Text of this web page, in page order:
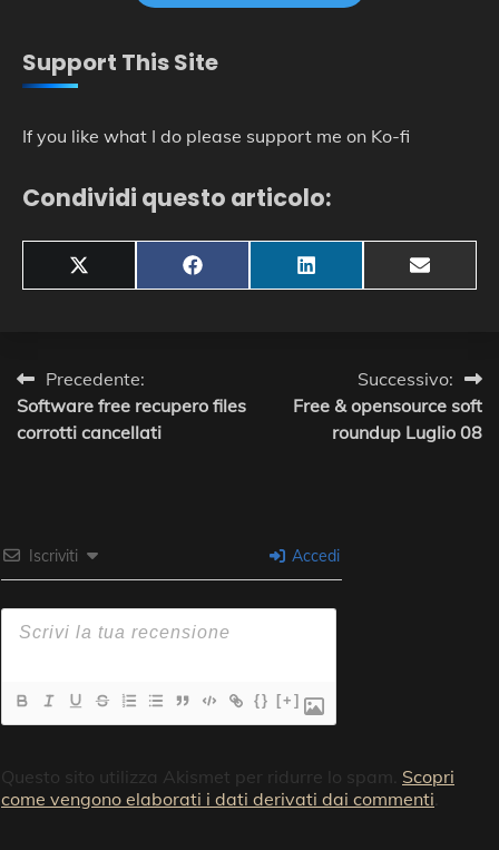
Support This Site
If you like what I do please support me on Ko-fi
Condividi questo articolo:
Share
on
X
(Twitter)
Share
on
Facebook
Share
on
LinkedIn
Share
on
Email
Navigazione
articoli
Precedente:
Software free recupero files
corrotti cancellati
Successivo:
Free & opensource soft
roundup Luglio 08
Iscriviti Accedi
{} [+]
Questo sito utilizza Akismet per ridurre lo spam. Scopri
come vengono elaborati i dati derivati dai commenti